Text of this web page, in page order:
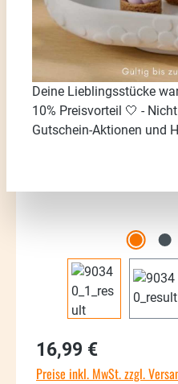
Bildergalerie
Regulärer Preis:
16,99 €
Preise inkl. MwSt. zzgl.
Deine Lieblingsstücke
10% Preisvorteil 🤍 -
Gutschein-Aktionen und